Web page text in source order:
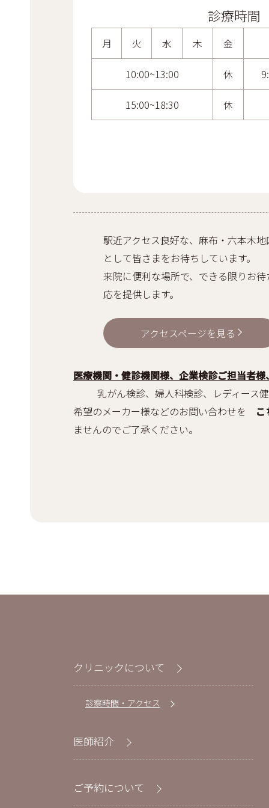
診療時間
月 火 水 木 金
10:00~13:00 休
15:00~18:30 休
駅近アクセス良好な、麻布・六本木
として皆さまをお待ちしています。
来院に便利な場所で、できる限りお
応を提供します。
アクセスページを見る
医療機関・健診機関様、企業検診ご担当者
乳がん検診、婦人科検診、レディース健
希望のメーカー様などのお問い合わせを こ
ませんのでご了承ください。
クリニックについて
診察時間・アクセス
医師紹介
ご予約について